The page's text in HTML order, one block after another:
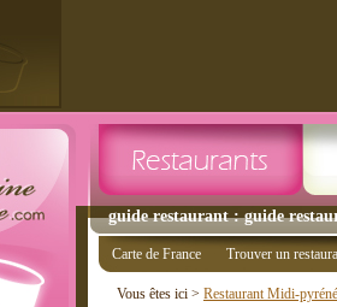
guide restaurant : guide
Carte de France Trouver un
Vous êtes ici > Restaurant Midi-